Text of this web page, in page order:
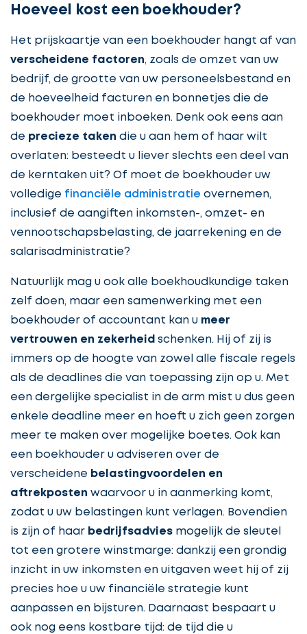
Hoeveel kost een boekhouder?
Het prijskaartje van een boekhouder hangt af van
verscheidene factoren, zoals de omzet van uw
bedrijf, de grootte van uw personeelsbestand en
de hoeveelheid facturen en bonnetjes die de
boekhouder moet inboeken. Denk ook eens aan
de precieze taken die u aan hem of haar wilt
overlaten: besteedt u liever slechts een deel van
de kerntaken uit? Of moet de boekhouder uw
volledige financiële administratie overnemen,
inclusief de aangiften inkomsten-, omzet- en
vennootschapsbelasting, de jaarrekening en de
salarisadministratie?
Natuurlijk mag u ook alle boekhoudkundige taken
zelf doen, maar een samenwerking met een
boekhouder of accountant kan u meer
vertrouwen en zekerheid schenken. Hij of zij is
immers op de hoogte van zowel alle fiscale regels
als de deadlines die van toepassing zijn op u. Met
een dergelijke specialist in de arm mist u dus geen
enkele deadline meer en hoeft u zich geen zorgen
meer te maken over mogelijke boetes. Ook kan
een boekhouder u adviseren over de
verscheidene belastingvoordelen en
aftrekposten waarvoor u in aanmerking komt,
zodat u uw belastingen kunt verlagen. Bovendien
is zijn of haar bedrijfsadvies mogelijk de sleutel
tot een grotere winstmarge: dankzij een grondig
inzicht in uw inkomsten en uitgaven weet hij of zij
precies hoe u uw financiële strategie kunt
aanpassen en bijsturen. Daarnaast bespaart u
ook nog eens kostbare tijd: de tijd die u